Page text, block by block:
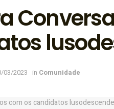
03/2023 in Comunidade